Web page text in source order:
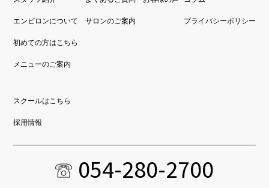
エンビロンについて
初めての方はこちら
メニューのご案内
スクールはこちら
採用情報
サロンのご案内 プライバシーポリシー
054-280-2700